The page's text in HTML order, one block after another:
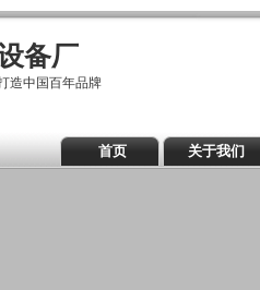
备厂
造中国百年品牌
首页 关于我们